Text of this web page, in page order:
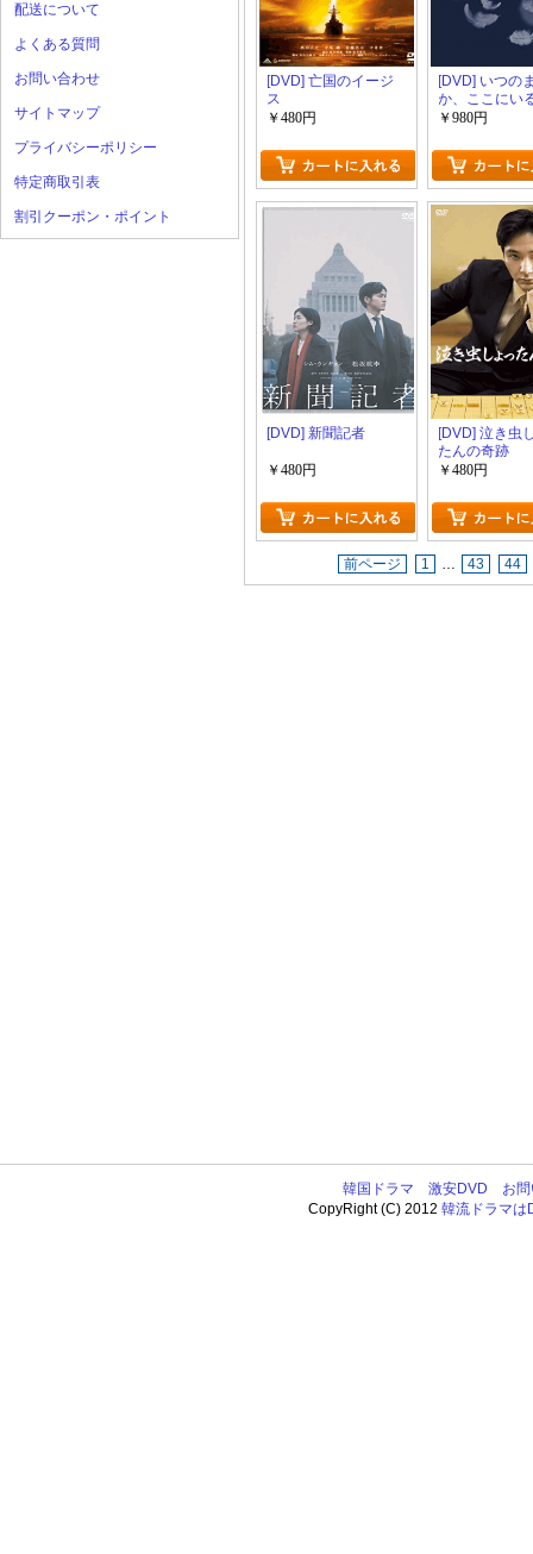
配送について
よくある質問
お問い合わせ
サイトマップ
プライバシーポリシー
特定商取引表
割引クーポン・ポイント
[DVD] 亡国のイージ
ス
￥480円
[DVD] いつの
か、ここにい
Documentary
ル・エディシ
￥980円
[DVD] 新聞記者
￥480円
[DVD] 泣き虫
たんの奇跡
￥480円
前ページ 1 … 43 44
韓国ドラマ 激安DVD
お
CopyRight (C) 2012韓流ドラマは